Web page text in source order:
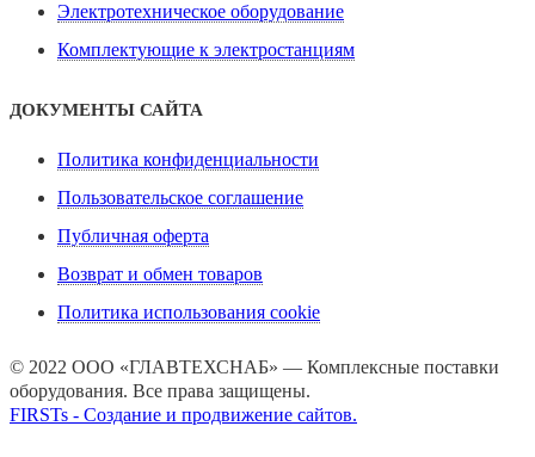
Электротехническое оборудование
Комплектующие к электростанциям
ДОКУМЕНТЫ САЙТА
Политика конфиденциальности
Пользовательское соглашение
Публичная оферта
Возврат и обмен товаров
Политика использования cookie
© 2022 ООО «ГЛАВТЕХСНАБ» — Комплексные поставки
оборудования. Все права защищены.
FIRSTs - Создание и продвижение сайтов.